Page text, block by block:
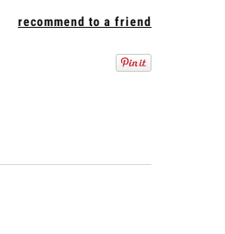
recommend to a friend